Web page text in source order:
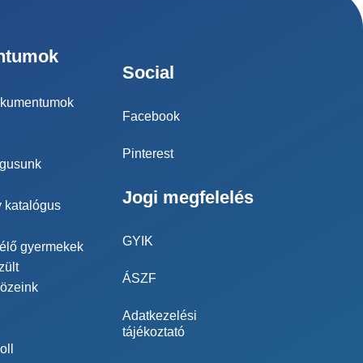
katalógus
gyermekek
Social
Facebook
Pinterest
Jogi megfelelés
GYIK
ÁSZF
Adatkezelési
tájékoztató